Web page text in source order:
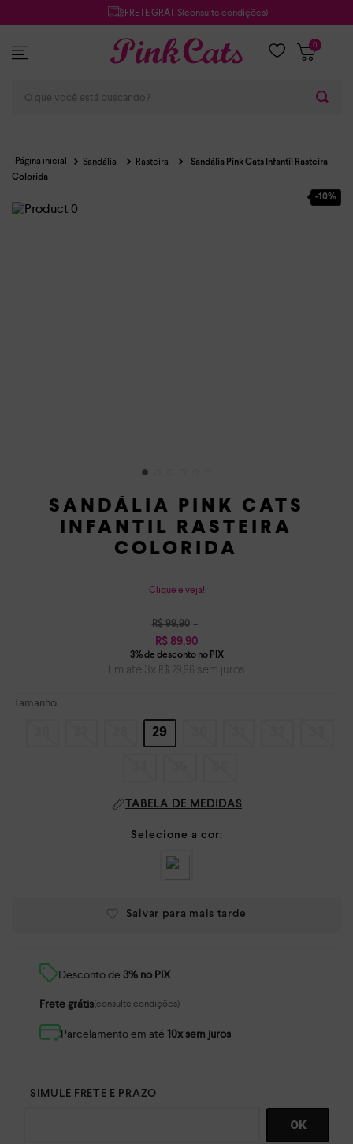
FRETE GRÁTIS(consulte condições)
0
Sandália Rasteira
Sandália Pink Cats Infantil Rasteira
Colorida
-10%
SANDÁLIA PINK CATS
INFANTIL RASTEIRA
COLORIDA
Clique e veja!
R$ 99,90
R$ 89,90
Em até 3x R$ 29,96 sem juros
Tamanho
29
TABELA DE MEDIDAS
Desconto de 3% no PIX
Frete grátis(consulte condições)
Parcelamento em até 10x sem juros